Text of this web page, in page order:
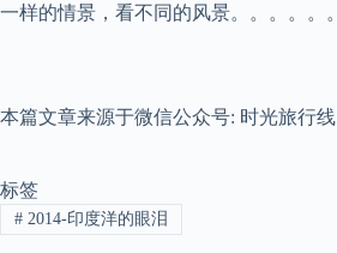
一样的情景，看不同的风景。。。。。。
本篇文章来源于微信公众号: 时光旅行线
标签
#2014-印度洋的眼泪